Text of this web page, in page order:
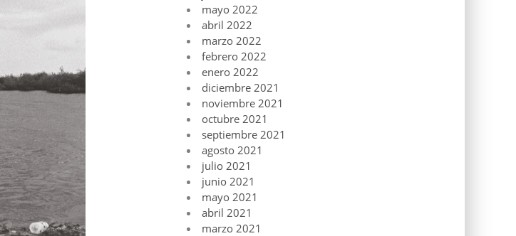
mayo 2022
abril 2022
marzo 2022
febrero 2022
enero 2022
diciembre 2021
noviembre 2021
octubre 2021
septiembre 2021
agosto 2021
julio 2021
junio 2021
mayo 2021
abril 2021
marzo 2021